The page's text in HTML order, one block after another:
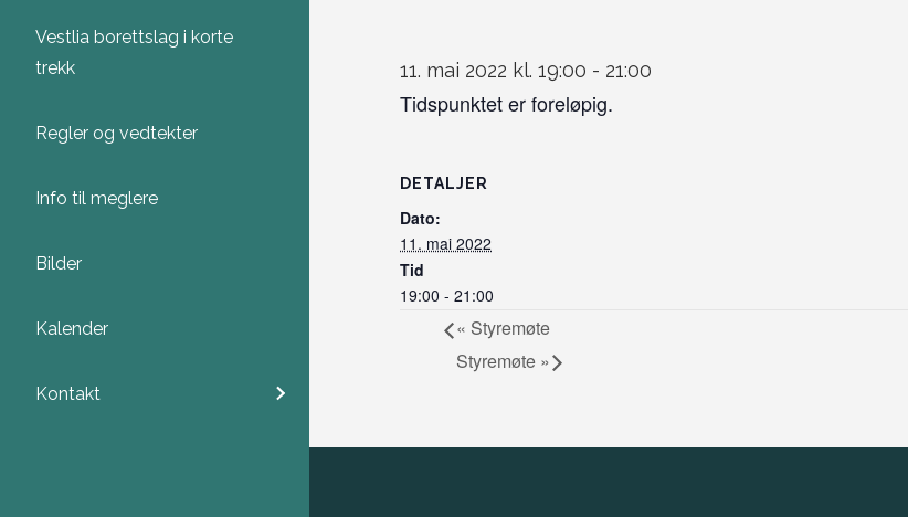
Vestlia borettslag i korte
trekk
Regler og vedtekter
Info til meglere
Bilder
Kalender
Kontakt
11. mai 2022 kl. 19:00 - 21:00
Tidspunktet er foreløpig.
DETALJER
Dato:
11. mai 2022
Tid
19:00 - 21:00
« Styremøte
Styremøte »